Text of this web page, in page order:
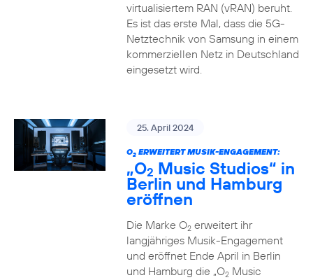
virtualisiertem RAN (vRAN) beruht.
Es ist das erste Mal, dass die 5G-
Netztechnik von Samsung in einem
kommerziellen Netz in Deutschland
eingesetzt wird.
25. April 2024
O2ERWEITERT MUSIK-ENGAGEMENT:
„O2 Music Studios“ in
Berlin und Hamburg
eröffnen
Die Marke O2erweitert ihr
langjähriges Musik-Engagement
und eröffnet Ende April in Berlin
und Hamburg die „O2Music